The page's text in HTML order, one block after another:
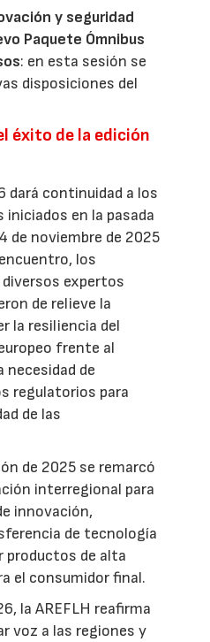
y seguridad
Paquete Ómnibus
: en esta sesión se
disposiciones del
éxito de la edición
dará continuidad a los
en la pasada
de noviembre de 2025
los
diversos expertos
de relieve la
la resiliencia del
frente al
de
regulatorios para
de las
de 2025 se remarcó
interregional para
innovación,
de tecnología
productos de alta
el consumidor final.
la AREFLH reafirma
voz a las regiones y